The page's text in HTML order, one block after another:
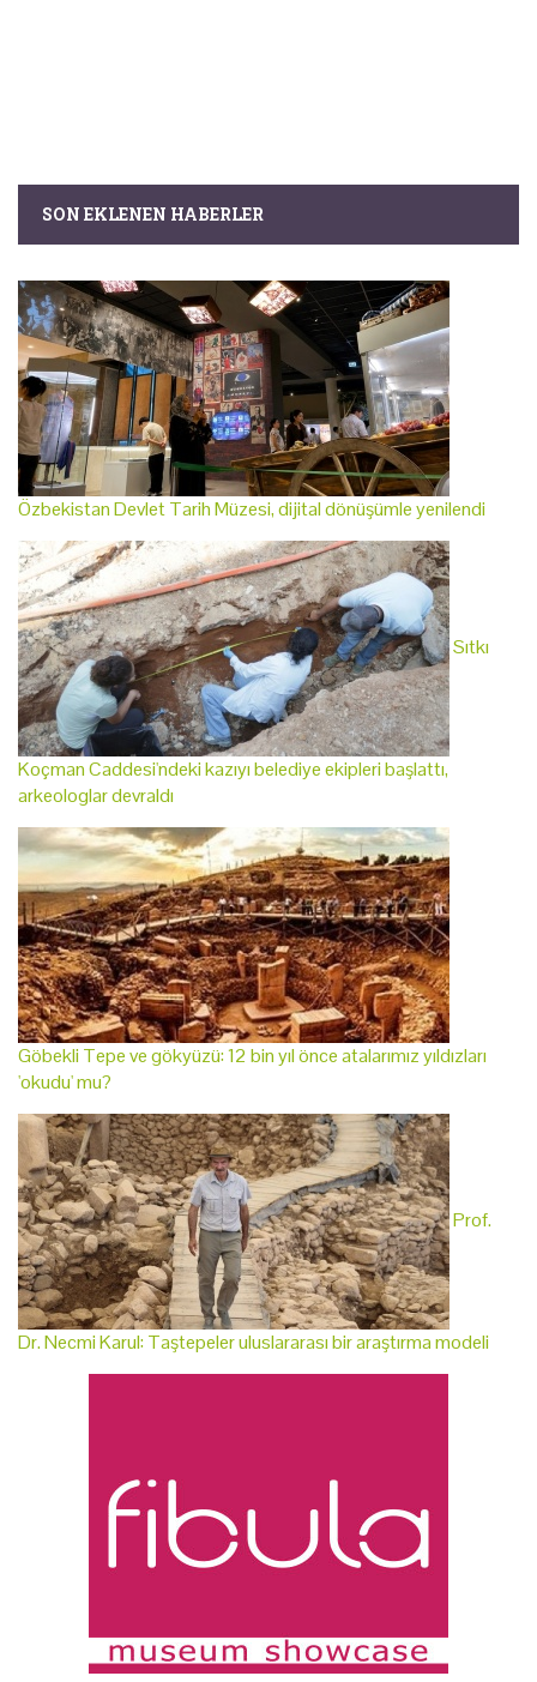
SON EKLENEN HABERLER
Özbekistan Devlet Tarih Müzesi, dijital dönüşümle yenilendi
Sıtkı
Koçman Caddesi'ndeki kazıyı belediye ekipleri başlattı,
arkeologlar devraldı
Göbekli Tepe ve gökyüzü: 12 bin yıl önce atalarımız yıldızları
'okudu' mu?
Prof.
Dr. Necmi Karul: Taştepeler uluslararası bir araştırma modeli